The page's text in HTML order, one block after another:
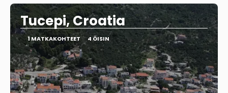
Tucepi, Croatia
1 MATKAKOHTEET 4 ÖISIN